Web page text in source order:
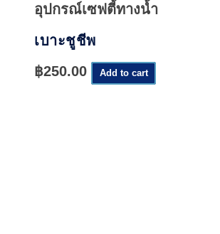
อุปกรณ์เซฟตี้ทางน้ำ
เบาะชูชีพ
฿250.00 Add to cart